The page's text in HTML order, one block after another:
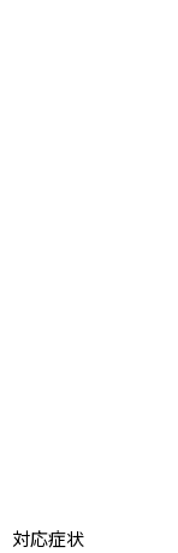
対応症状